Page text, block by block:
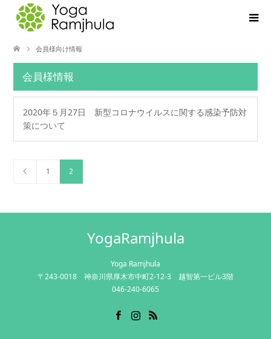
会員様向け情報
会員様情報
2020年５月27日 新型コロナウイルスに関する感染予防対
策について
1 2
YogaRamjhula
Yoga Ramjhula
〒243-0018 神奈川県厚木市中町2-12-3 越智第一ビル3階
046-240-6065